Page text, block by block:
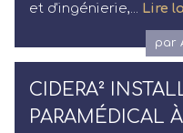
et d'ingénierie,...
Lire
par
CIDERA²
PARAMÉDICAL